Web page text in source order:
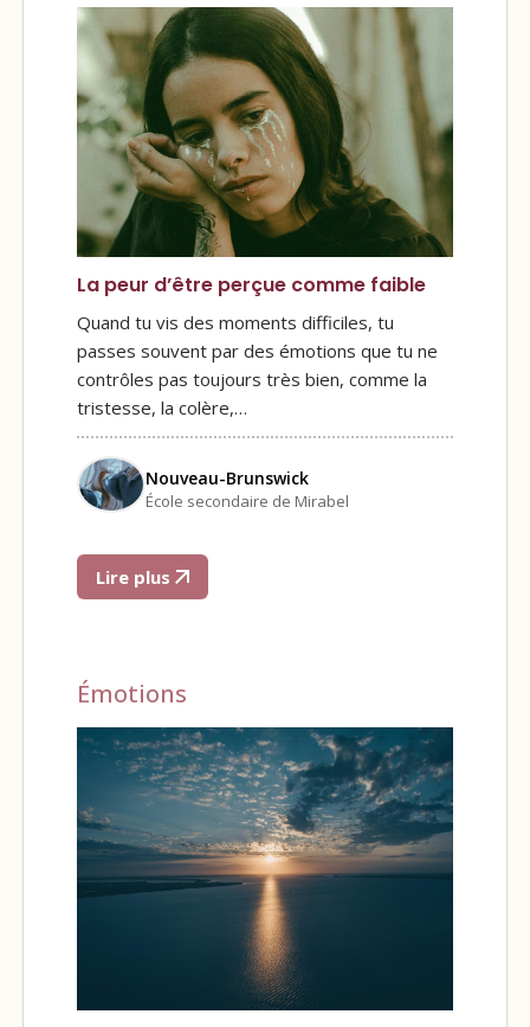
La peur d’être perçue comme faible
Quand tu vis des moments difficiles, tu
passes souvent par des émotions que tu ne
contrôles pas toujours très bien, comme la
tristesse, la colère,…
Nouveau-Brunswick
École secondaire de Mirabel
Lire plus
Émotions